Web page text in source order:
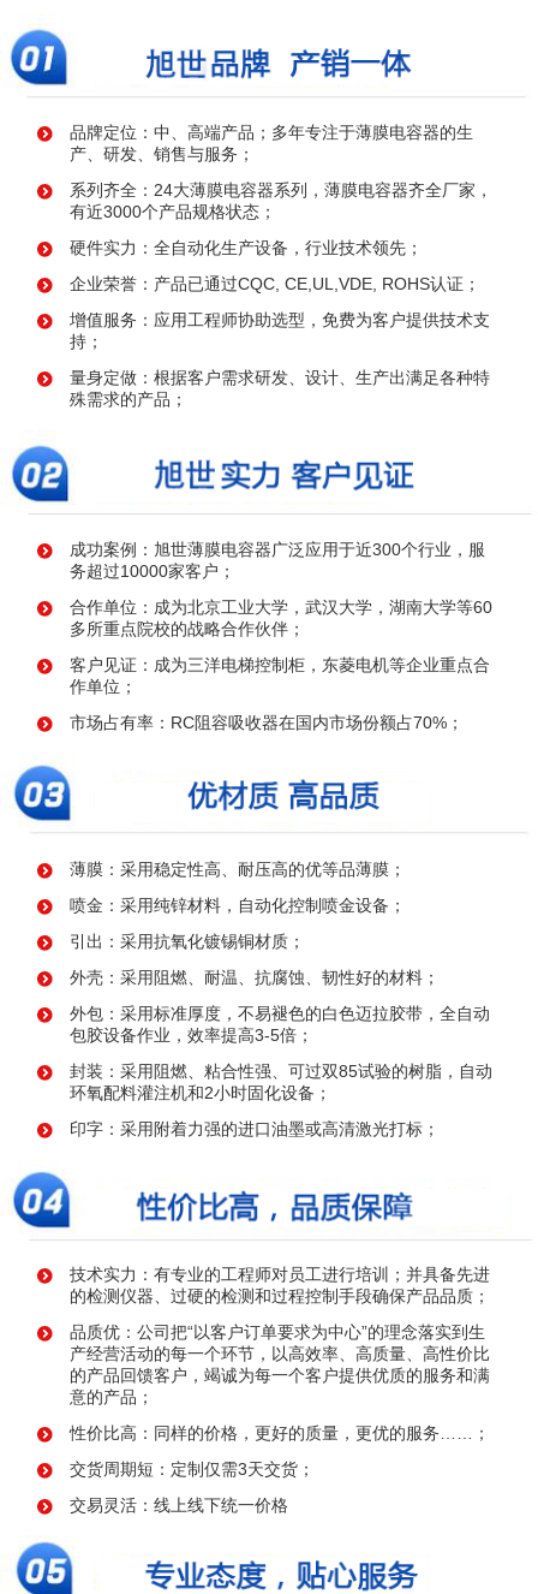
品牌定位：中、高端产品；多年专注于薄膜电容器的生
产、研发、销售与服务；
系列齐全：24大薄膜电容器系列，薄膜电容器齐全厂家，
有近3000个产品规格状态；
硬件实力：全自动化生产设备，行业技术领先；
企业荣誉：产品已通过CQC, CE,UL,VDE, ROHS认证；
增值服务：应用工程师协助选型，免费为客户提供技术支
持；
量身定做：根据客户需求研发、设计、生产出满足各种特
殊需求的产品；
成功案例：旭世薄膜电容器广泛应用于近300个行业，服
务超过10000家客户；
合作单位：成为北京工业大学，武汉大学，湖南大学等60
多所重点院校的战略合作伙伴；
客户见证：成为三洋电梯控制柜，东菱电机等企业重点合
作单位；
市场占有率：RC阻容吸收器在国内市场份额占70%；
薄膜：采用稳定性高、耐压高的优等品薄膜；
喷金：采用纯锌材料，自动化控制喷金设备；
引出：采用抗氧化镀锡铜材质；
外壳：采用阻燃、耐温、抗腐蚀、韧性好的材料；
外包：采用标准厚度，不易褪色的白色迈拉胶带，全自动
包胶设备作业，效率提高3-5倍；
封装：采用阻燃、粘合性强、可过双85试验的树脂，自动
环氧配料灌注机和2小时固化设备；
印字：采用附着力强的进口油墨或高清激光打标；
技术实力：有专业的工程师对员工进行培训；并具备先进
的检测仪器、过硬的检测和过程控制手段确保产品品质；
品质优：公司把“以客户订单要求为中心”的理念落实到生
产经营活动的每一个环节，以高效率、高质量、高性价比
的产品回馈客户，竭诚为每一个客户提供优质的服务和满
意的产品；
性价比高：同样的价格，更好的质量，更优的服务……；
交货周期短：定制仅需3天交货；
交易灵活：线上线下统一价格